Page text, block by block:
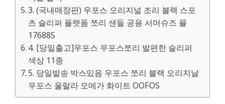
3. (국내매장판) 우포스 오리지널 조리 블랙 스포
츠 슬리퍼 플랫폼 쪼리 샌들 공용 서머슈즈 뮬
176885
4. [당일출고]우포스 우포스쪼리 발편한 슬리퍼
색상 11종
5. 당일발송 박스있음 우포스 쪼리 블랙 오리지날
우포스 울랄라 오메가 화이트 OOFOS